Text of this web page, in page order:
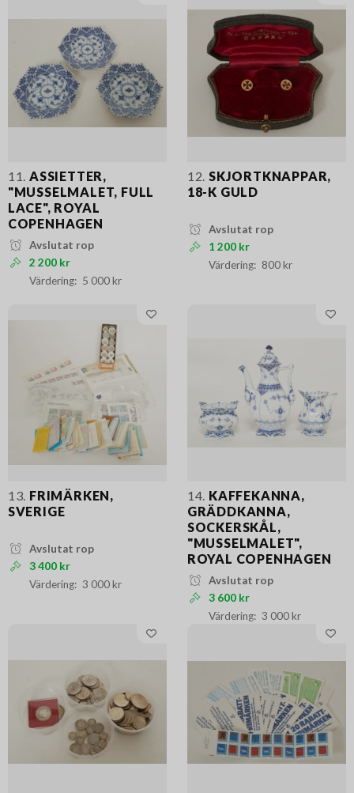
11.
ASSIETTER,
"MUSSELMALET, FULL
LACE", ROYAL
COPENHAGEN
Avslutat rop
2 200 kr
5 000 kr
12. SKJORTKNAPPAR,
18-K GULD
Avslutat rop
1 200 kr
800 kr
13. FRIMÄRKEN,
SVERIGE
Avslutat rop
3 400 kr
3 000 kr
14. KAFFEKANNA,
GRÄDDKANNA,
SOCKERSKÅL,
"MUSSELMALET",
ROYAL COPENHAGEN
Avslutat rop
3 600 kr
3 000 kr